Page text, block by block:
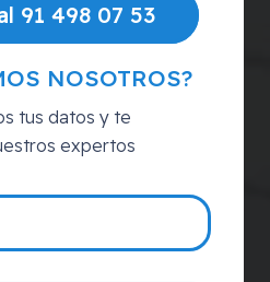
91 498 07 53
NOSOTROS?
tus datos y te
expertos